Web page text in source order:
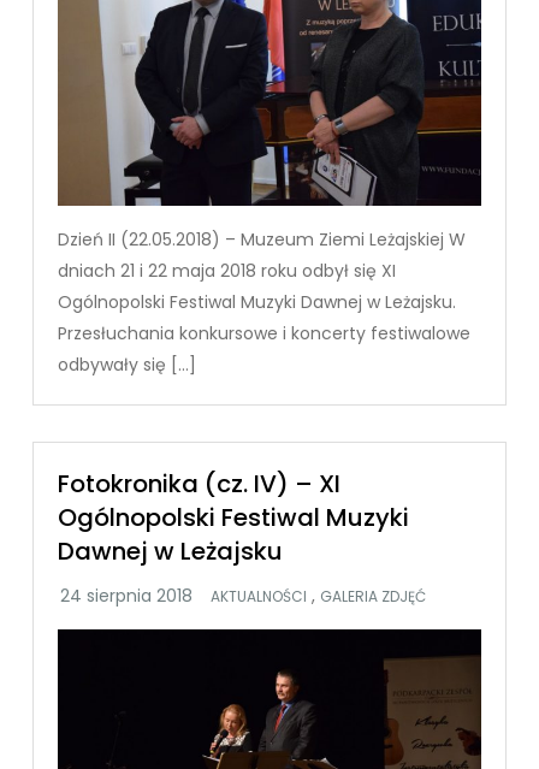
Dzień II (22.05.2018) – Muzeum Ziemi Leżajskiej W
dniach 21 i 22 maja 2018 roku odbył się XI
Ogólnopolski Festiwal Muzyki Dawnej w Leżajsku.
Przesłuchania konkursowe i koncerty festiwalowe
odbywały się […]
Fotokronika (cz. IV) – XI
Ogólnopolski Festiwal Muzyki
Dawnej w Leżajsku
AKTUALNOŚCI , GALERIA ZDJĘĆ